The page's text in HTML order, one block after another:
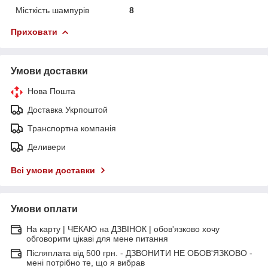
Місткість шампурів
8
Приховати
Умови доставки
Нова Пошта
Доставка Укрпоштой
Транспортна компанія
Деливери
Всі умови доставки
Умови оплати
На карту | ЧЕКАЮ на ДЗВІНОК | обов'язково хочу
обговорити цікаві для мене питання
Післяплата від 500 грн. - ДЗВОНИТИ НЕ ОБОВ'ЯЗКОВО -
мені потрібно те, що я вибрав